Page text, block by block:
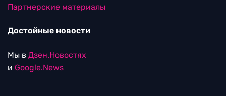
Партнерские материалы
Достойные новости
Мы в Дзен.Новостях
и Google.News